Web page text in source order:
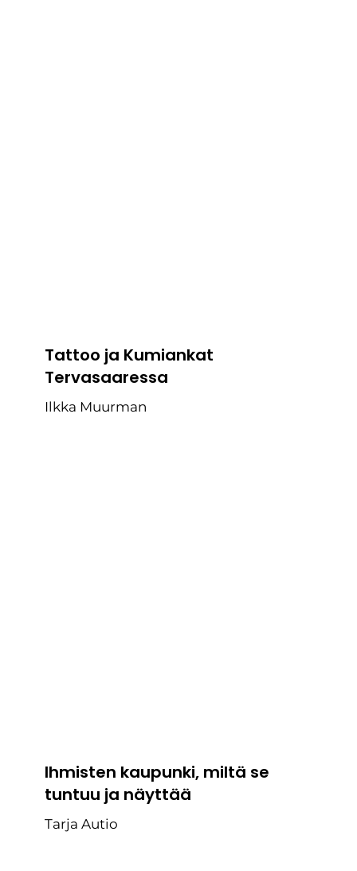
Tattoo ja Kumiankat
Tervasaaressa
Ilkka Muurman
Ihmisten kaupunki, miltä se
tuntuu ja näyttää
Tarja Autio